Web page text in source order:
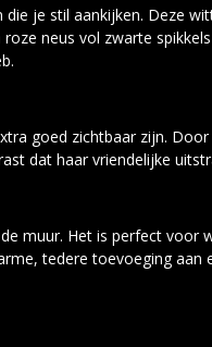
je stil aankijken. Deze
neus vol zwarte
goed zichtbaar zijn.
dat haar vriendelijke
muur. Het is perfect voor
tedere toevoeging aan